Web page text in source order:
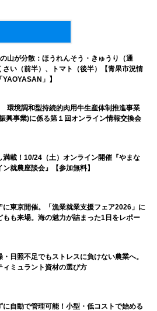
山が分散：ほうれんそう・きゅうり（通
さい（前半）、トマト（後半）【青果市況情
」】
環境調和型持続的肉用牛生産体制推進事業
興事業)に係る第１回オンライン情報交換会
満載！10/24（土）オンライン開催『やまな
ン就農座談会』【参加無料】
に東京開催。「漁業就業支援フェア2026」に
もも来場。海の魅力が詰まった1日をレポー
・日照不足でもストレスに負けない農業へ。
ィミュラント資材の選び方
に自動で管理可能！小型・低コストで始める